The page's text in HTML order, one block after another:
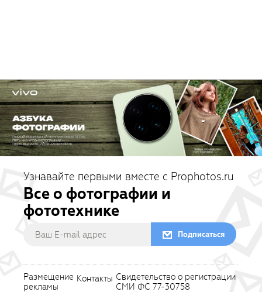
Узнавайте первыми вместе с Prophotos.ru
Все о фотографии и
фототехнике
Подписаться
Размещение
рекламы
Контакты Свидетельство о регистрации
СМИ ФС 77-30758